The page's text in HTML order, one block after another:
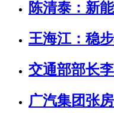
陈清泰：新
王海江：稳
交通部部长
广汽集团张